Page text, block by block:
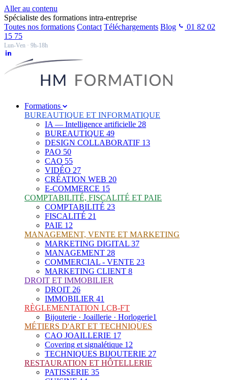
Aller au contenu
Spécialiste des formations intra-entreprise
Toutes nos formations Contact Téléchargements Blog
01 82 02
15 75
Lun-Ven · 9h-18h
Formations
BUREAUTIQUE ET INFORMATIQUE
IA — Intelligence artificielle 28
BUREAUTIQUE 49
DESIGN COLLABORATIF 13
PAO 50
CAO 55
VIDÉO 27
CRÉATION WEB 20
E-COMMERCE 15
COMPTABILITÉ, FISCALITÉ ET PAIE
COMPTABILITÉ 23
FISCALITÉ 21
PAIE 12
MANAGEMENT, VENTE ET MARKETING
MARKETING DIGITAL 37
MANAGEMENT 28
COMMERCIAL - VENTE 23
MARKETING CLIENT 8
DROIT ET IMMOBILIER
DROIT 26
IMMOBILIER 41
RÈGLEMENTATION LCB-FT
Bijouterie · Joaillerie · Horlogerie1
MÉTIERS D'ART ET TECHNIQUES
CAO JOAILLERIE 17
Covering et signalétique 12
TECHNIQUES BIJOUTERIE 27
RESTAURATION ET HÔTELLERIE
PATISSERIE 35